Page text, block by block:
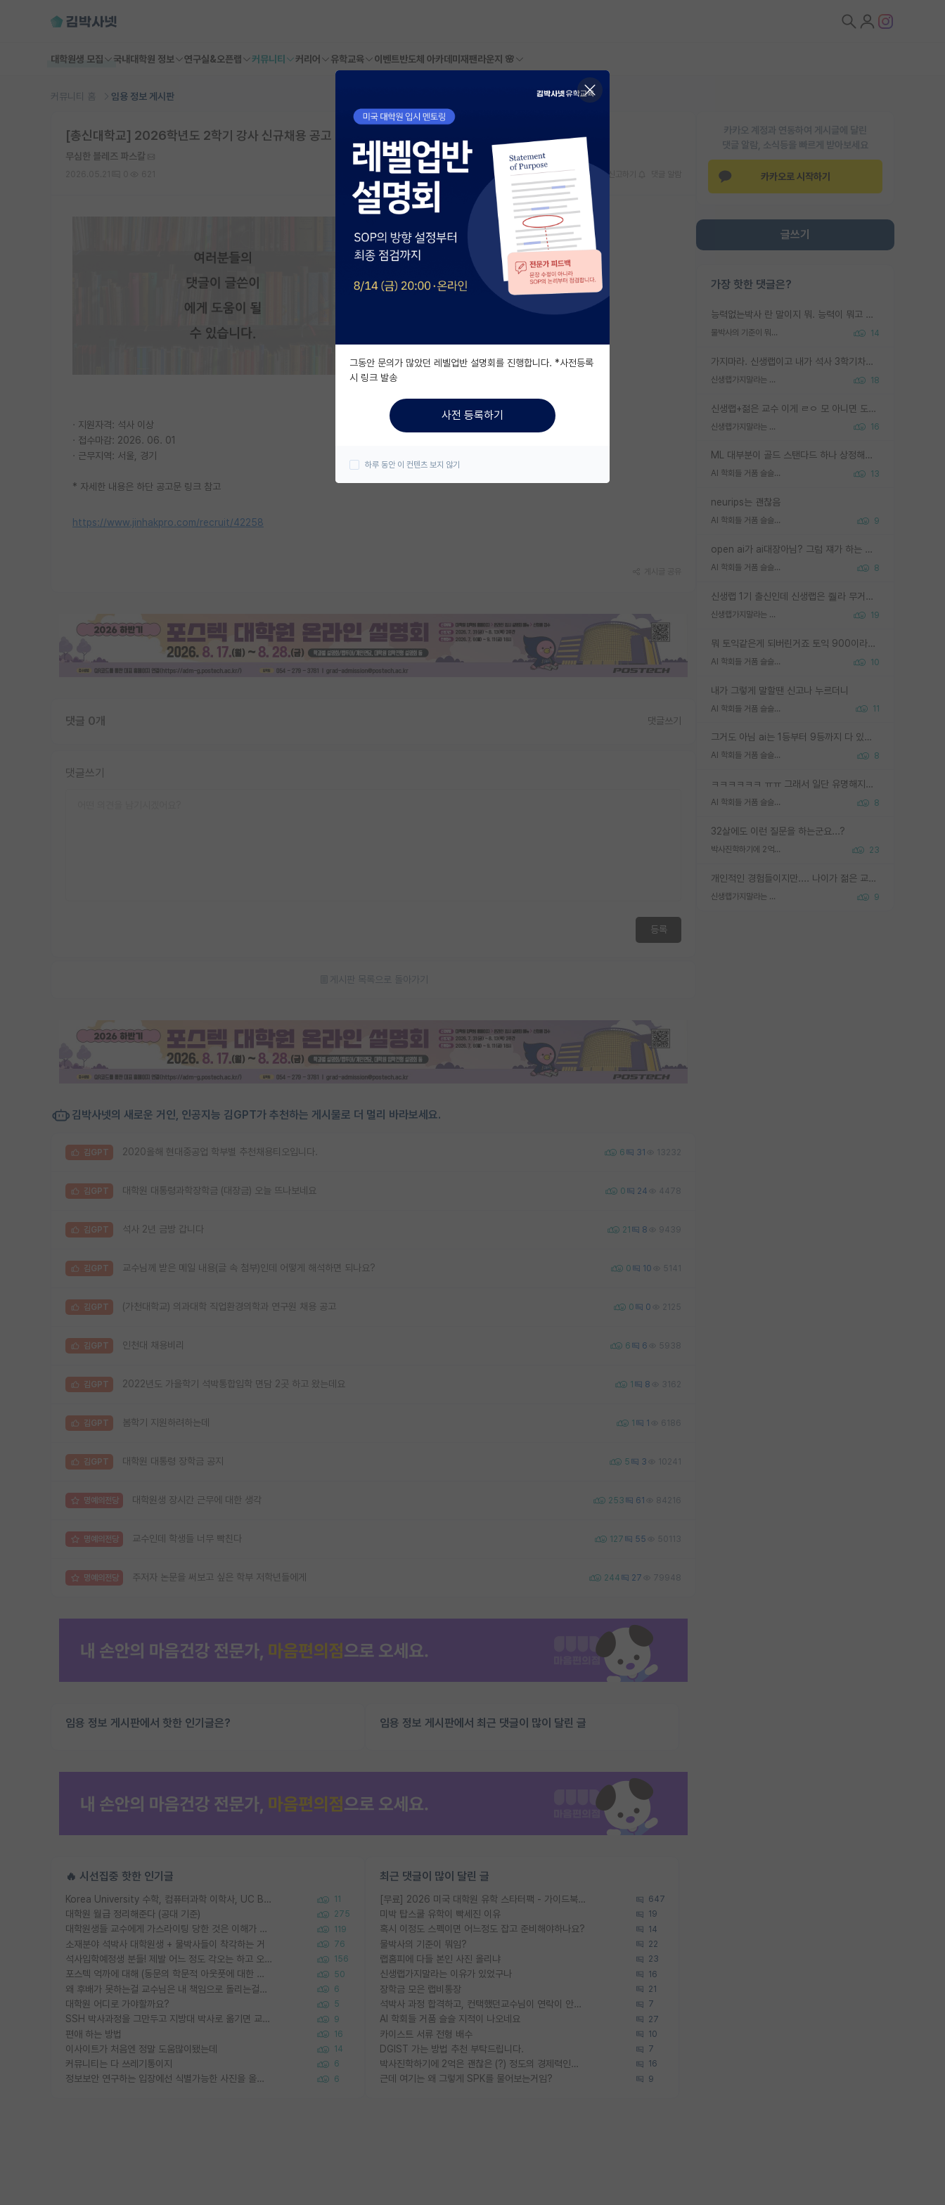
대학원생 모집 국내대학원 정보 연구실&오픈랩 커뮤니티 커리어 유학교육 이벤트반도체 아카데미 재팬라운지 🌸
커뮤니티 홈 임용 정보 게시판
카카오 계정과 연동하여 게시글에 달린
댓글 알람, 소식등을 빠르게 받아보세요
카카오로 시작하기
글쓰기
가장 핫한 댓글은?
능력없는박사 란 말이지 뭐. 능력이 뭐고 능력이 있다는게 뭔지는 사람마다 기준이 다르니까 얘기해봐야 서로 자기 기준만 얘기해서 논쟁이 끝이 안나고. 주위에서 능력있고 야심있는 신입생이 교수가 유의미한 피드백을 아예 안주면서 제대로된 과제에 참여해볼 기회도 제공하지 않고 잡일 뺑뺑이만 돌려서 맨날 단순작업만 하면서 밤새다가 눈빛이 점점 죽어가는걸 본 사람은 물박사는 교수탓이라고 하고, 교수는 이것저것 알려도 주고 기회도 주고 사수 동기 붙여주면서 어떻게든 끌고가려고 하는데 본인이 매일 뺀질거리면서 출근 하는둥마는둥 하다가 기껏 와서도 폰이나 쳐다보다가 실험 망치고 저녁약속있어서 먼저 가볼게요~ 하는걸 본 사람은 물박사는 본인탓이라고 함.
물박사의 기준이 뭐임? 14
가지마라. 신생랩이고 내가 석사 3학기차인데 최고참인데 나도 아무것도 모르는데 교수가 후배들 왜 논문 교육 안시키냐. 논문 왜 안 써오냐 닦달한다
신생랩가지말라는 이유가 있었구나 18
신생랩+젊은 교수 이게 ㄹㅇ 모 아니면 도인듯.
신생랩가지말라는 이유가 있었구나 16
ML 대부분이 골드 스탠다드 하나 상정해놓고 (벤치마크 데이터셋이 여러 개면 여러 개 상정) 그거 얼마나 잘 맞추나 싸움임 가끔 번뜩이는 설계 철학을 보여주는 논문들도 있지만 대부분 그거 성적 얼마나 더 올리느라에 혈안이 되어 있는 측면이 잇음
AI 학회들 거품 슬슬 지적이 나오네요 13
neurips는 괜찮음
AI 학회들 거품 슬슬 지적이 나오네요 9
open ai가 ai대장아님? 그럼 쟤가 하는 말이 다 맞겠네
AI 학회들 거품 슬슬 지적이 나오네요 8
신생랩 1기 출신인데 신생랩은 줠라 무거운 바벨 같은거임. 들면 대박인데 못들면 깔려 죽음. 아무도 알려주지 않는 환경에서 자생해야하지만, 일단 살아남았다면 그 어떤 사람보다 악착같고 생존력 높은 사람으로 거듭날 수 있음
신생랩가지말라는 이유가 있었구나 19
뭐 토익같은게 되버린거죠 토익 900이라고 영어잘하는건 아닙니다만 잘하는사람은 다 900을 넘는 그런
AI 학회들 거품 슬슬 지적이 나오네요 10
내가 그렇게 말할땐 신고나 누르더니
AI 학회들 거품 슬슬 지적이 나오네요 11
그거도 아님 ai는 1등부터 9등까지 다 있음 그거도 없는 사람은 뭐냐 교수가 그냥 못하게 한거 1등급도 교수가 막으면 안됨
AI 학회들 거품 슬슬 지적이 나오네요 8
ㅋㅋㅋㅋㅋㅋ ㅠㅠ 그래서 일단 유명해지는게 중요한거같습니다
AI 학회들 거품 슬슬 지적이 나오네요 8
32살에도 이런 질문을 하는군요...?
박사진학하기에 2억은 괜찮은 (?) 정도의 경제력인가요 23
개인적인 경험들이지만.... 나이가 젊은 교수일수록 꼰대라는 가면을 쓴 채로 무례함을 행동하는 경우가 거의 90% 정도였음. 나이가 어린데 다른 또래들과 달리 명예, 권력, 재력까지 얻었으니 세상 다 가진 기분이겠지. 오히러 나이 든 교수들이 행동과 말을 더 조심하시더라.
신생랩가지말라는 이유가 있었구나 9
[총신대학교] 2026학년도 2학기 강사 신규채용 공고
무심한 블레즈 파스칼
스크랩 신고하기
· 지원자격: 석사 이상
· 접수마감: 2026. 06. 01
· 근무지역: 서울, 경기
* 자세한 내용은 하단 공고문 링크 참고
https://www.jinhakpro.com/recruit/42258
댓글 0개 댓글쓰기
댓글쓰기
등록
게시판 목록으로 돌아가기
김박사넷의 새로운 거인, 인공지능 김GPT가 추천하는 게시물로 더 멀리 바라보세요.
김GPT 2020올해 현대중공업 학부별 추천채용티오입니다. 6 31 13232
김GPT 대학원 대통령과학장학금 (대장금) 오늘 뜨나보네요 0 24 4478
김GPT 석사 2년 금방 갑니다 21 8 9439
김GPT 교수님께 받은 메일 내용(글 속 첨부)인데 어떻게 해석하면 되나요? 0 10 5141
김GPT (가천대학교) 의과대학 직업환경의학과 연구원 채용 공고 0 0 2125
김GPT 인천대 채용비리 6 6 5938
김GPT 2022년도 가을학기 석박통합입학 면담 2곳 하고 왔는데요 1 8 3162
김GPT 봄학기 지원하려하는데 1 1 6186
김GPT 대학원 대통령 장학금 공지 5 3 10241
명예의전당 대학원생 장시간 근무에 대한 생각 253 61 84216
명예의전당 교수인데 학생들 너무 빡친다 127 55 50113
명예의전당 주저자 논문을 써보고 싶은 학부 저학년들에게 244 27 79948
임용 정보 게시판에서 핫한 인기글은? 임용 정보 게시판에서 최근 댓글이 많이 달린 글
🔥 시선집중 핫한 인기글
Korea University 수학, 컴퓨터과학 이학사, UC Berkeley 산업공학 대학원 공학박사가 되는 것은 쉽지 않겠죠? 11
대학원 월급 정리해준다 (공대 기준) 275
대학원생들 교수에게 가스라이팅 당한 것은 이해가 갑니다. 안타깝네요. 119
소재분야 석박사 대학원생 + 물박사들이 착각하는 거 76
석사입학예정생 분들! 제발 어느 정도 각오는 하고 오세요. 156
포스텍 억까에 대해 (동문의 학문적 아웃풋에 대한 반박) 50
왜 후배가 못하는걸 교수님은 내 책임으로 돌리는걸까요? 6
대학원 어디로 가야할까요? 5
SSH 박사과정을 그만두고 지방대 박사로 옮기면 교수의 꿈은 끝일까요? 9
편애 하는 방법 16
이사이트가 처음엔 정말 도움많이됐는데 14
커뮤니티는 다 쓰레기통이지 6
정보보안 연구하는 입장에선 식별가능한 사진을 올리는건 비추이긴함 6
최근 댓글이 많이 달린 글
[무료] 2026 미국 대학원 유학 스타터팩 - 가이드북 & 합격자 컨택메일 템플릿 647
미박 탑스쿨 유학이 빡세진 이유 19
혹시 이정도 스펙이면 어느정도 잡고 준비해야하나요? 14
물박사의 기준이 뭐임? 22
랩홈피에 다들 본인 사진 올리냐 23
신생랩가지말라는 이유가 있었구나 16
장학금 모은 랩비통장 21
석박사 과정 합격하고, 컨택했던교수님이 연락이 안됩니다... 7
AI 학회들 거품 슬슬 지적이 나오네요 27
카이스트 서류 전형 배수 10
DGIST 가는 방법 추천 부탁드립니다. 7
박사진학하기에 2억은 괜찮은 (?) 정도의 경제력인가요 16
근데 여기는 왜 그렇게 SPK를 물어보는거임? 9
그동안 문의가 많았던 레벨업반 설명회를 진행합니다. *사전등록
시 링크 발송
사전 등록하기
하루 동안 이 컨텐츠 보지 않기